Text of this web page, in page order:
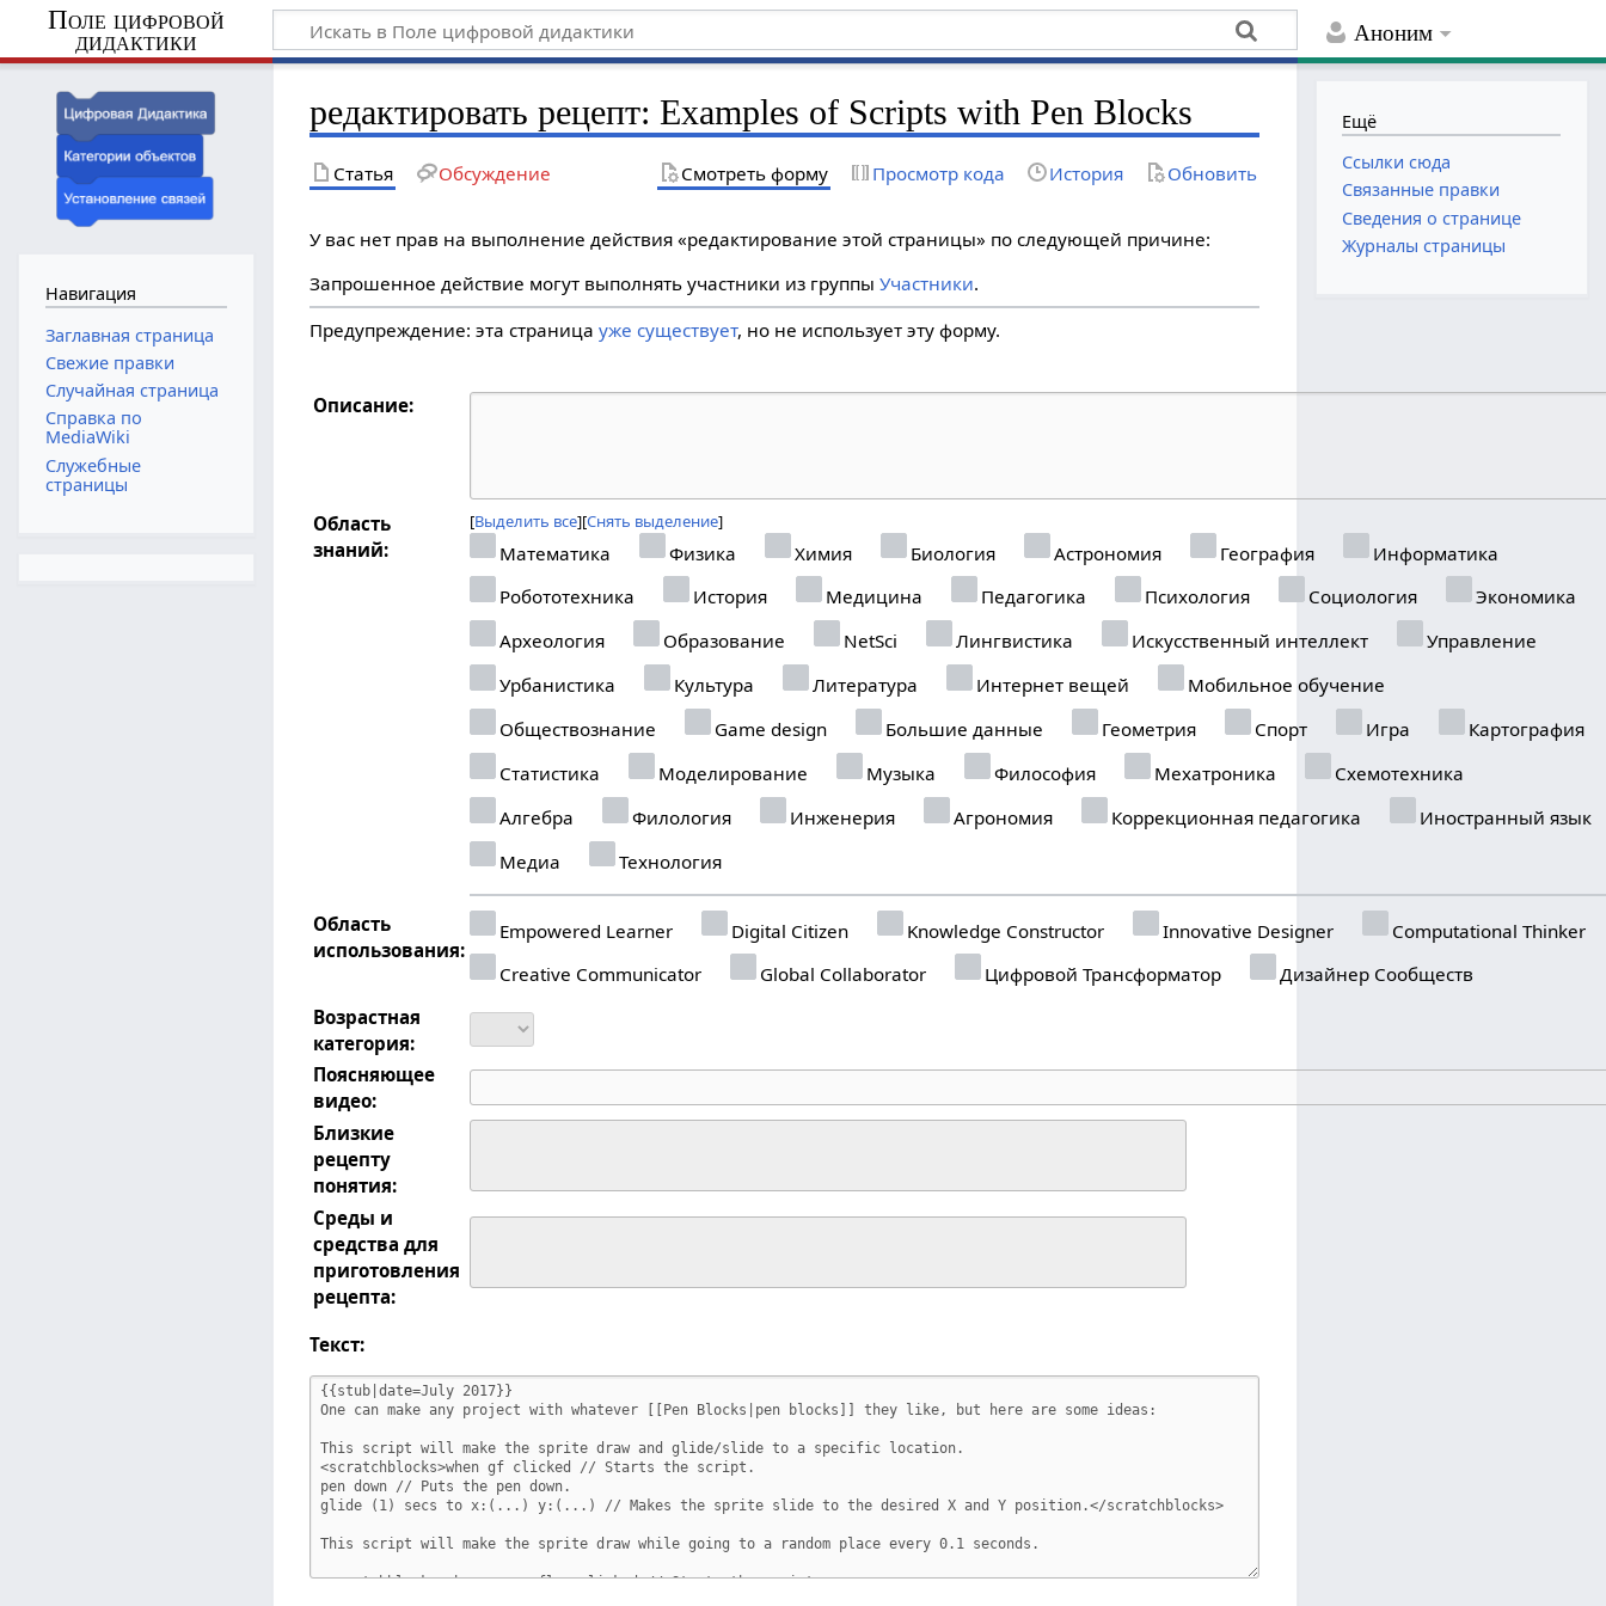
Аноним
Поле цифровой
дидактики
редактировать рецепт: Examples of Scripts with Pen Blocks
Статья Обсуждение Смотреть форму Просмотр кода История Обновить
У вас нет прав на выполнение действия «редактирование этой страницы» по следующей причине:
Запрошенное действие могут выполнять участники из группыУчастники.
Предупреждение: эта страницауже существует, но не использует эту форму.
Описание:
Область
знаний:
Выделить все Снять выделение
Математика Физика Химия Биология Астрономия География
Информатика
Робототехника
История Медицина Педагогика Психология Социология
Экономика
Археология
Образование NetSci Лингвистика Искусственный интеллект
Управление
Урбанистика
Культура Литература Интернет вещей
Мобильное обучение
Обществознание
Game design Большие данные Геометрия Спорт Игра
Картография
Статистика
Моделирование Музыка Философия Мехатроника
Схемотехника
Алгебра
Филология Инженерия Агрономия Коррекционная педагогика
Иностранный язык
Медиа
Технология
Область
использования:
Empowered Learner Digital Citizen Knowledge Constructor Innovative Designer
Computational Thinker
Creative Communicator
Global Collaborator Цифровой Трансформатор
Дизайнер Сообществ
Возрастная
категория:
Поясняющее
видео:
Близкие
рецепту
понятия:
Среды и
средства для
приготовления
рецепта:
Текст:
Навигация
Заглавная страница
Свежие правки
Случайная страница
Справка по
MediaWiki
Служебные
страницы
Ещё
Ссылки сюда
Связанные правки
Сведения о странице
Журналы страницы